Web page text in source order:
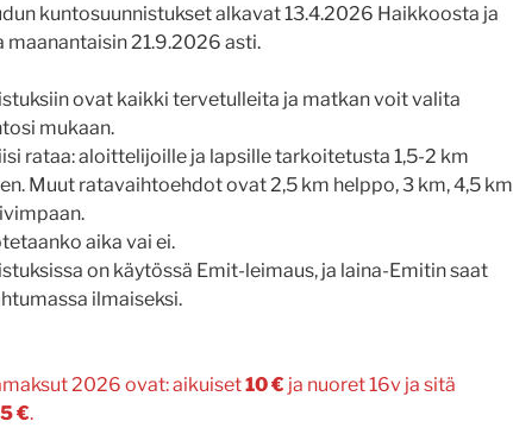
kuntosuunnistukset alkavat 13.4.2026 Haikkoosta ja
maanantaisin 21.9.2026 asti.
ovat kaikki tervetulleita ja matkan voit valita
mukaan.
rataa: aloittelijoille ja lapsille tarkoitetusta 1,5-2 km
Muut ratavaihtoehdot ovat 2,5 km helppo, 3 km, 4,5 km
aika vai ei.
on käytössä Emit-leimaus, ja laina-Emitin saat
ilmaiseksi.
2026 ovat: aikuiset10 € ja nuoret 16v ja sitä
5 €.